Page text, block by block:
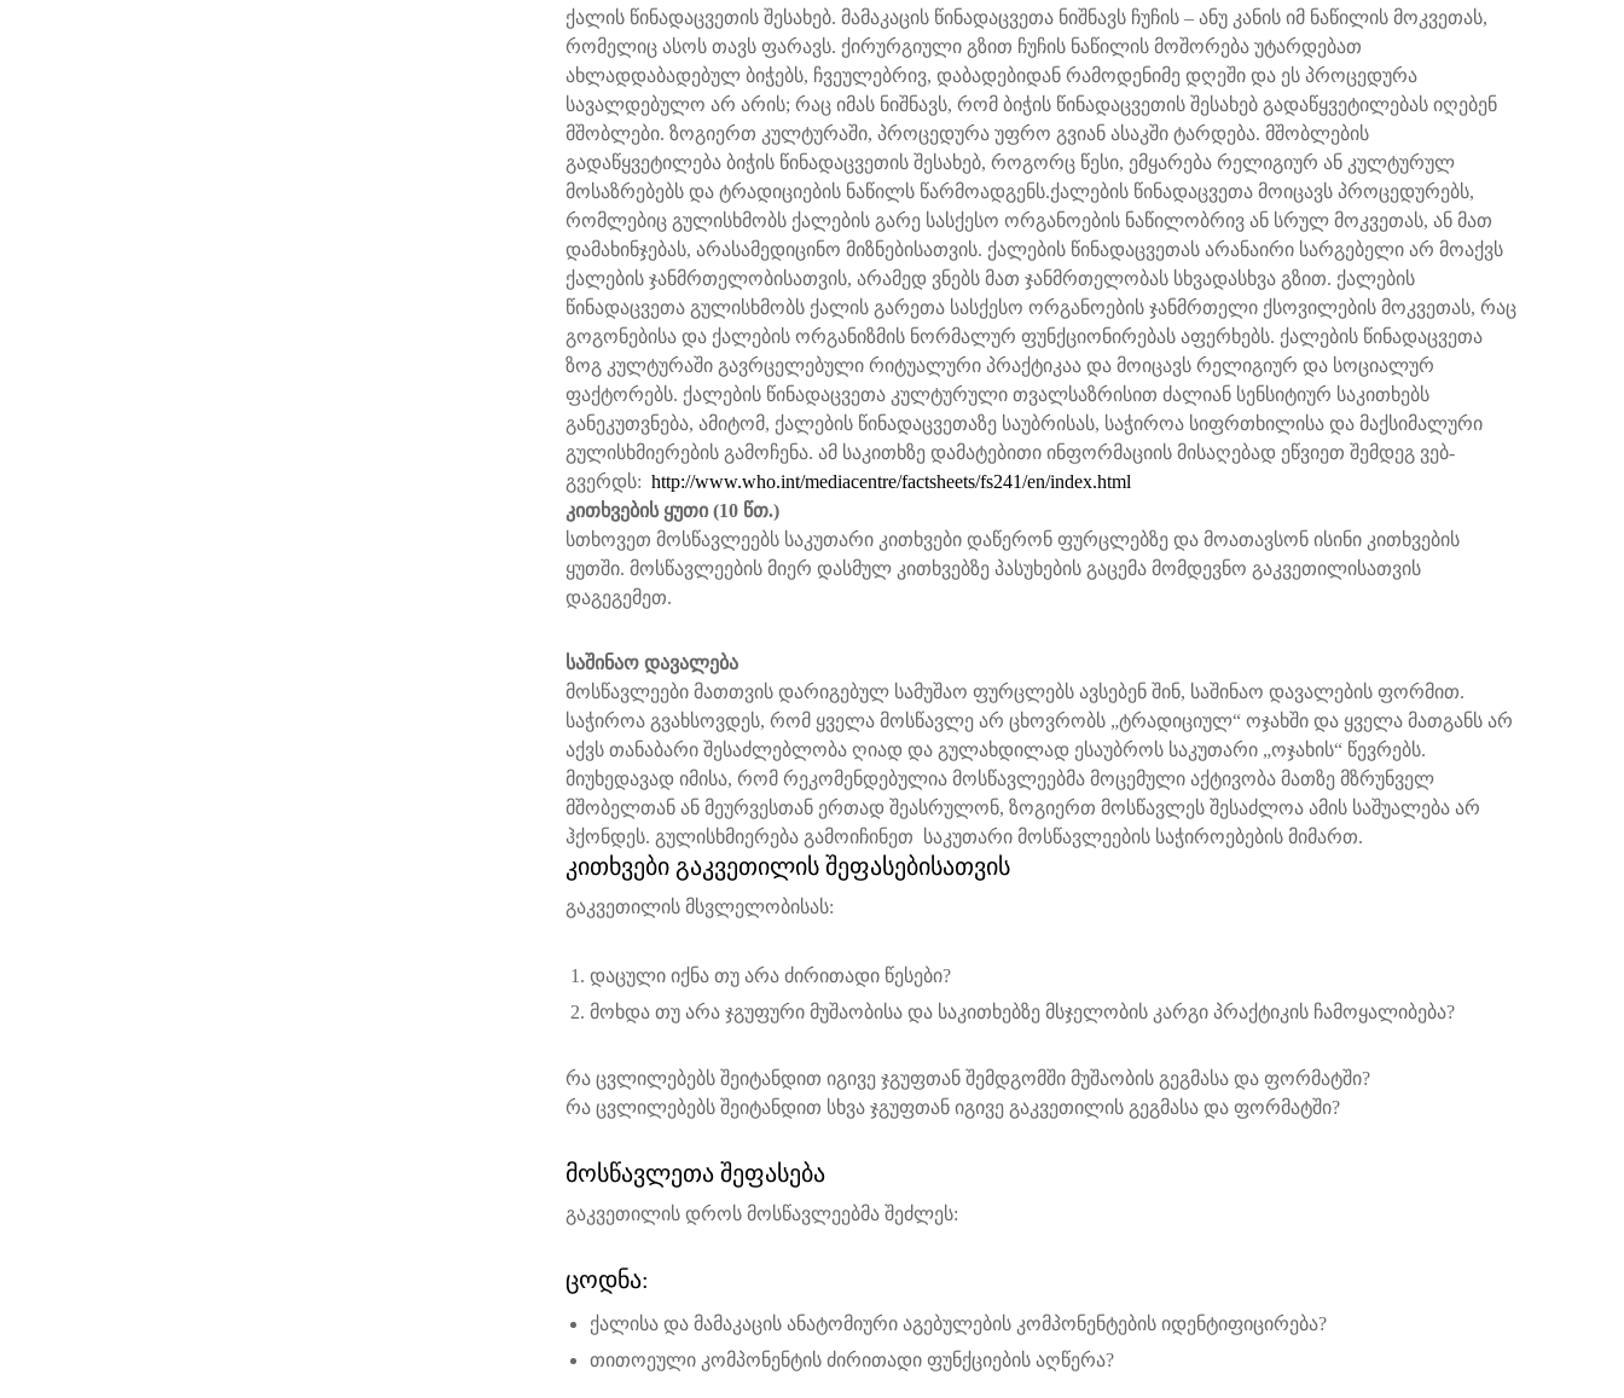
ქალის წინადაცვეთის შესახებ. მამაკაცის წინადაცვეთა ნიშნავს ჩუჩის – ანუ კანის იმ ნაწილის მოკვეთას,
რომელიც ასოს თავს ფარავს. ქირურგიული გზით ჩუჩის ნაწილის მოშორება უტარდებათ
ახლადდაბადებულ ბიჭებს, ჩვეულებრივ, დაბადებიდან რამოდენიმე დღეში და ეს პროცედურა
სავალდებულო არ არის; რაც იმას ნიშნავს, რომ ბიჭის წინადაცვეთის შესახებ გადაწყვეტილებას იღებენ
მშობლები. ზოგიერთ კულტურაში, პროცედურა უფრო გვიან ასაკში ტარდება. მშობლების
გადაწყვეტილება ბიჭის წინადაცვეთის შესახებ, როგორც წესი, ემყარება რელიგიურ ან კულტურულ
მოსაზრებებს და ტრადიციების ნაწილს წარმოადგენს.ქალების წინადაცვეთა მოიცავს პროცედურებს,
რომლებიც გულისხმობს ქალების გარე სასქესო ორგანოების ნაწილობრივ ან სრულ მოკვეთას, ან მათ
დამახინჯებას, არასამედიცინო მიზნებისათვის. ქალების წინადაცვეთას არანაირი სარგებელი არ მოაქვს
ქალების ჯანმრთელობისათვის, არამედ ვნებს მათ ჯანმრთელობას სხვადასხვა გზით. ქალების
წინადაცვეთა გულისხმობს ქალის გარეთა სასქესო ორგანოების ჯანმრთელი ქსოვილების მოკვეთას, რაც
გოგონებისა და ქალების ორგანიზმის ნორმალურ ფუნქციონირებას აფერხებს. ქალების წინადაცვეთა
ზოგ კულტურაში გავრცელებული რიტუალური პრაქტიკაა და მოიცავს რელიგიურ და სოციალურ
ფაქტორებს. ქალების წინადაცვეთა კულტურული თვალსაზრისით ძალიან სენსიტიურ საკითხებს
განეკუთვნება, ამიტომ, ქალების წინადაცვეთაზე საუბრისას, საჭიროა სიფრთხილისა და მაქსიმალური
გულისხმიერების გამოჩენა. ამ საკითხზე დამატებითი ინფორმაციის მისაღებად ეწვიეთ შემდეგ ვებ-
გვერდს: http://www.who.int/mediacentre/factsheets/fs241/en/index.html
კითხვების ყუთი (10 წთ.)
სთხოვეთ მოსწავლეებს საკუთარი კითხვები დაწერონ ფურცლებზე და მოათავსონ ისინი კითხვების
ყუთში. მოსწავლეების მიერ დასმულ კითხვებზე პასუხების გაცემა მომდევნო გაკვეთილისათვის
დაგეგემეთ.
საშინაო დავალება
მოსწავლეები მათთვის დარიგებულ სამუშაო ფურცლებს ავსებენ შინ, საშინაო დავალების ფორმით.
საჭიროა გვახსოვდეს, რომ ყველა მოსწავლე არ ცხოვრობს „ტრადიციულ“ ოჯახში და ყველა მათგანს არ
აქვს თანაბარი შესაძლებლობა ღიად და გულახდილად ესაუბროს საკუთარი „ოჯახის“ წევრებს.
მიუხედავად იმისა, რომ რეკომენდებულია მოსწავლეებმა მოცემული აქტივობა მათზე მზრუნველ
მშობელთან ან მეურვესთან ერთად შეასრულონ, ზოგიერთ მოსწავლეს შესაძლოა ამის საშუალება არ
ჰქონდეს. გულისხმიერება გამოიჩინეთ საკუთარი მოსწავლეების საჭიროებების მიმართ.
კითხვები გაკვეთილის შეფასებისათვის
გაკვეთილის მსვლელობისას:
დაცული იქნა თუ არა ძირითადი წესები?
მოხდა თუ არა ჯგუფური მუშაობისა და საკითხებზე მსჯელობის კარგი პრაქტიკის ჩამოყალიბება?
რა ცვლილებებს შეიტანდით იგივე ჯგუფთან შემდგომში მუშაობის გეგმასა და ფორმატში?
რა ცვლილებებს შეიტანდით სხვა ჯგუფთან იგივე გაკვეთილის გეგმასა და ფორმატში?
მოსწავლეთა შეფასება
გაკვეთილის დროს მოსწავლეებმა შეძლეს:
ცოდნა:
ქალისა და მამაკაცის ანატომიური აგებულების კომპონენტების იდენტიფიცირება?
თითოეული კომპონენტის ძირითადი ფუნქციების აღწერა?